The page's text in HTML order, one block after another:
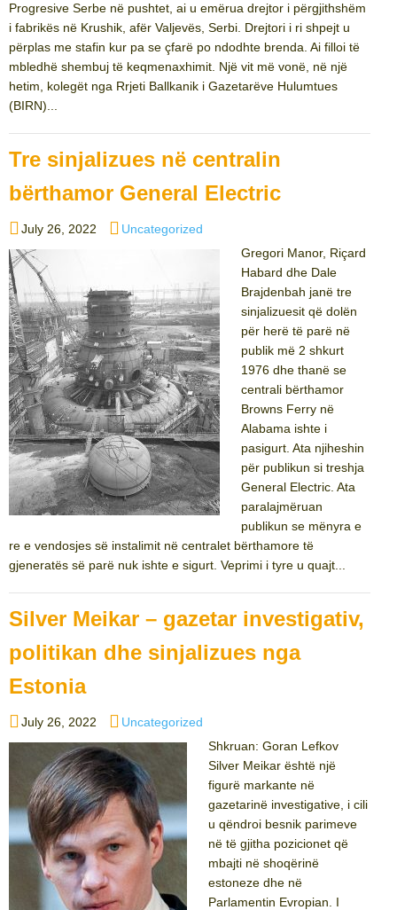
Progresive Serbe në pushtet, ai u emërua drejtor i përgjithshëm
i fabrikës në Krushik, afër Valjevës, Serbi. Drejtori i ri shpejt u
përplas me stafin kur pa se çfarë po ndodhte brenda. Ai filloi të
mbledhë shembuj të keqmenaxhimit. Një vit më vonë, në një
hetim, kolegët nga Rrjeti Ballkanik i Gazetarëve Hulumtues
(BIRN)...
Tre sinjalizues në centralin
bërthamor General Electric
Posted
on
July 26, 2022 Categories
Uncategorized
Gregori Manor, Riçard
Habard dhe Dale
Brajdenbah janë tre
sinjalizuesit që dolën
për herë të parë në
publik më 2 shkurt
1976 dhe thanë se
centrali bërthamor
Browns Ferry në
Alabama ishte i
pasigurt. Ata njiheshin
për publikun si treshja
General Electric. Ata
paralajmëruan
publikun se mënyra e
re e vendosjes së instalimit në centralet bërthamore të
gjeneratës së parë nuk ishte e sigurt. Veprimi i tyre u quajt...
Silver Meikar – gazetar investigativ,
politikan dhe sinjalizues nga
Estonia
Posted
on
July 26, 2022 Categories
Uncategorized
Shkruan: Goran Lefkov
Silver Meikar është një
figurë markante në
gazetarinë investigative, i cili
u qëndroi besnik parimeve
në të gjitha pozicionet që
mbajti në shoqërinë
estoneze dhe në
Parlamentin Evropian. I